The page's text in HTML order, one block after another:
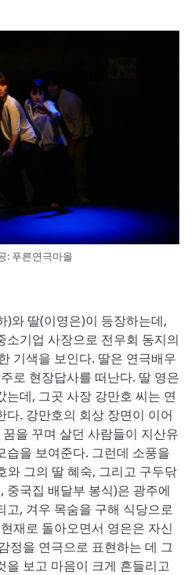
: 푸른연극마을
)와 딸(이영은)이 등장하는데,
소기업 사장으로 전우회 동지의
기색을 보인다. 딸은 연극배우
로 현장답사를 떠난다. 딸 영은
는데, 그곳 사장 강만호 씨는 연
다. 강만호의 회상 장면이 이어
을 꾸며 살던 사람들이 지산유
습을 보여준다. 그런데 소풍을
와 그의 딸 혜숙, 그리고 구두닦
중국집 배달부 봉식)은 광주에
고, 겨우 목숨을 구해 식당으로
재로 돌아오면서 영은은 자신
정을 연극으로 표현하는 데 그
을 보고 마음이 크게 흔들리고